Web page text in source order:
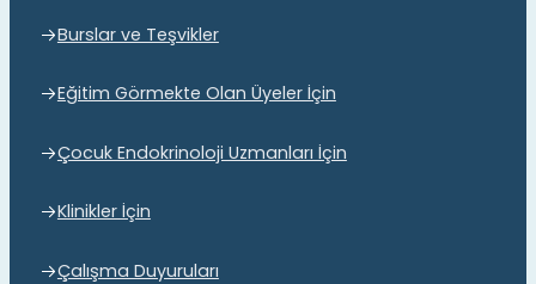
Burslar ve Teşvikler
Eğitim Görmekte Olan Üyeler İçin
Çocuk Endokrinoloji Uzmanları İçin
Klinikler İçin
Çalışma Duyuruları